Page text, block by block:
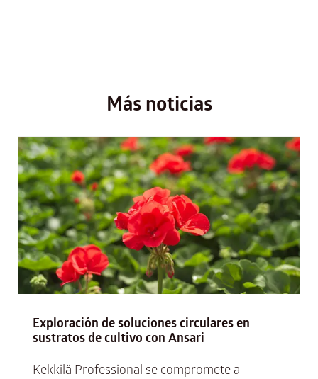
Más noticias
Exploración de soluciones circulares en
sustratos de cultivo con Ansari
Kekkilä Professional se compromete a